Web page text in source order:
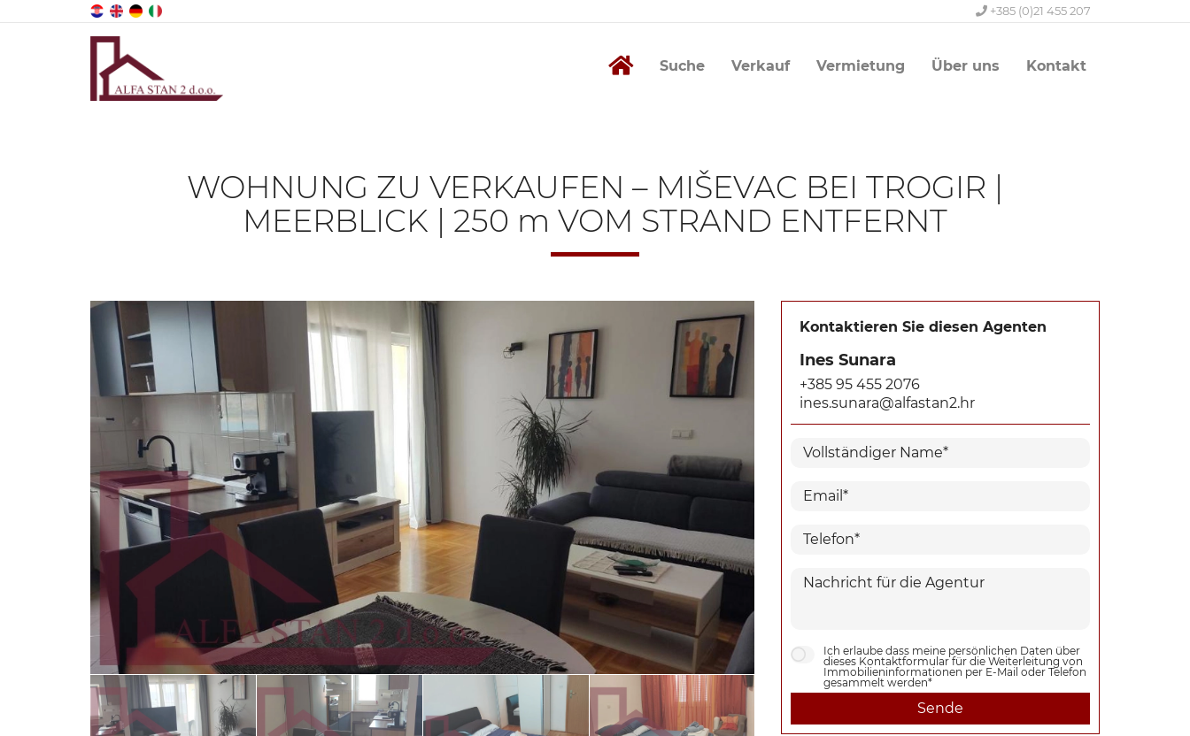
+385 (0)21 455 207
Suche Verkauf Vermietung Über uns Kontakt
WOHNUNG ZU VERKAUFEN – MIŠEVAC BEI TROGIR |
MEERBLICK | 250 m VOM STRAND ENTFERNT
Kontaktieren Sie diesen Agenten
Ines Sunara
+385 95 455 2076
ines.sunara@alfastan2.hr
Ich erlaube dass meine persönlichen Daten über
dieses Kontaktformular für die Weiterleitung von
Immobilieninformationen per E-Mail oder Telefon
gesammelt werden*
Sende